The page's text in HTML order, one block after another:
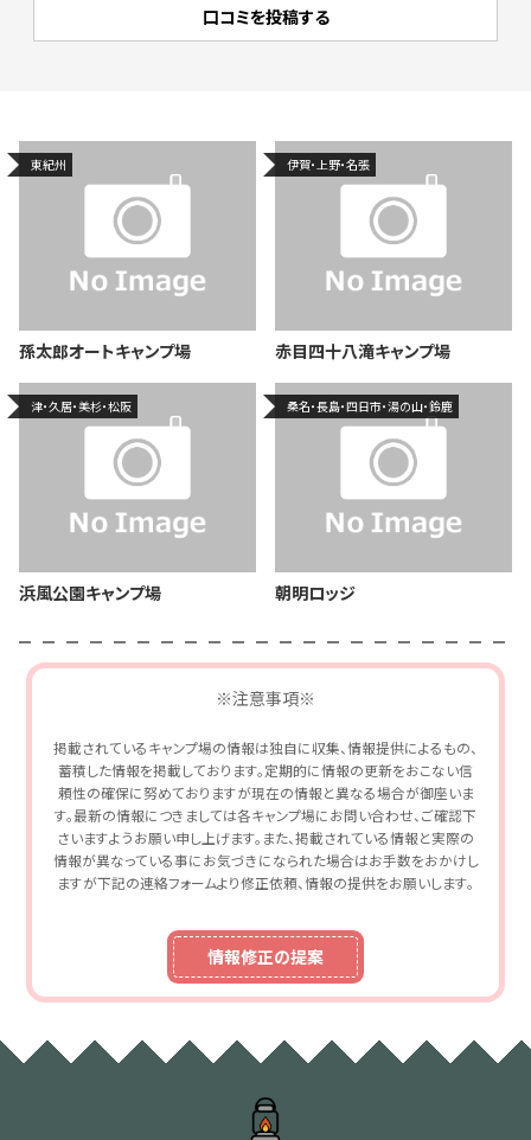
東紀州
孫太郎オートキャンプ場
伊賀・上野・名張
赤目四十八滝キャンプ場
津・久居・美杉・松阪
浜風公園キャンプ場
桑名・長島・四日市・湯の山・鈴鹿
朝明ロッジ
※注意事項※
掲載されているキャンプ場の情報は独自に収集、情報提供によるもの、
蓄積した情報を掲載しております。定期的に情報の更新をおこない信
頼性の確保に努めておりますが現在の情報と異なる場合が御座いま
す。最新の情報につきましては各キャンプ場にお問い合わせ、ご確認下
さいますようお願い申し上げます。また、掲載されている情報と実際の
情報が異なっている事にお気づきになられた場合はお手数をおかけし
ますが下記の連絡フォームより修正依頼、情報の提供をお願いします。
情報修正の提案